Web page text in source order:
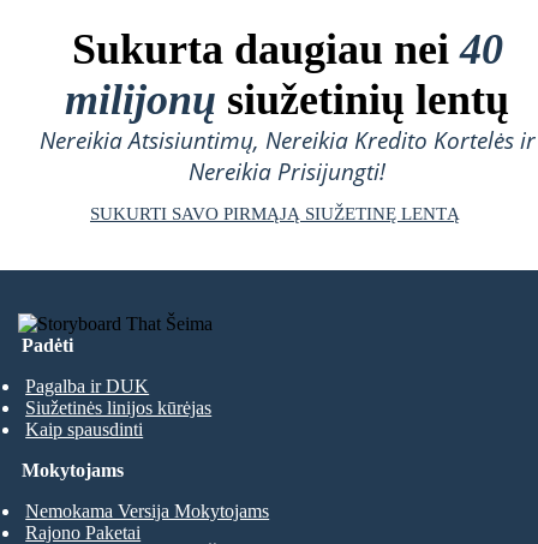
Sukurta daugiau nei40
milijonų siužetinių lentų
Nereikia Atsisiuntimų, Nereikia Kredito Kortelės ir
Nereikia Prisijungti!
SUKURTI SAVO PIRMĄJĄ SIUŽETINĘ LENTĄ
Padėti
Pagalba ir DUK
Siužetinės linijos kūrėjas
Kaip spausdinti
Mokytojams
Nemokama Versija Mokytojams
Rajono Paketai